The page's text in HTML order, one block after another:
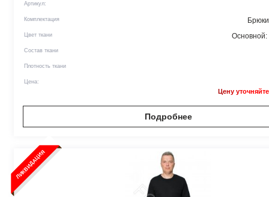
Артикул:
Комплектация
Цвет ткани Основной:
Состав ткани
Плотность ткани
Цена:
Цену
Подробнее
ЛИКВИДАЦИЯ